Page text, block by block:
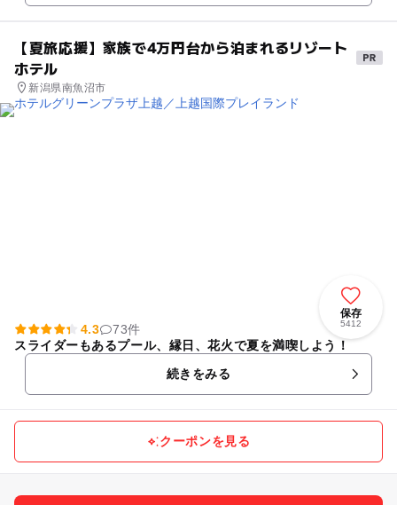
【夏旅応援】家族で4万円台から泊まれるリゾート
ホテル
新潟県南魚沼市
保存
5412
4.3
73件
スライダーもあるプール、縁日、花火で夏を満喫しよう！
続きをみる
クーポンを見る